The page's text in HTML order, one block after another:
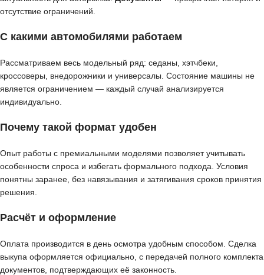
отсутствие ограничений.
С какими автомобилями работаем
Рассматриваем весь модельный ряд: седаны, хэтчбеки,
кроссоверы, внедорожники и универсалы. Состояние машины не
является ограничением — каждый случай анализируется
индивидуально.
Почему такой формат удобен
Опыт работы с премиальными моделями позволяет учитывать
особенности спроса и избегать формального подхода. Условия
понятны заранее, без навязывания и затягивания сроков принятия
решения.
Расчёт и оформление
Оплата производится в день осмотра удобным способом. Сделка
выкупа оформляется официально, с передачей полного комплекта
документов, подтверждающих её законность.